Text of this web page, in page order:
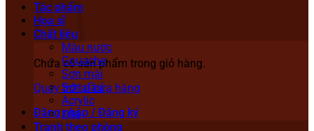
Chưa có sản phẩm trong giỏ hàng.
Quay trở lại cửa hàng
Đăng nhập / Đăng ký
Tác phẩm
Họa sĩ
Chất liệu
Màu nước
Gouache
Sơn mài
Sơn dầu
Acrylic
Lụa
Tranh theo phòng